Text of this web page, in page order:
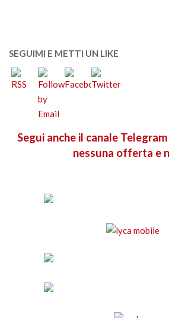
SEGUIMI E METTI UN LIKE
Segui anche il canale
nessuna offerta e